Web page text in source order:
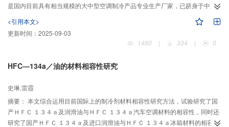
是国内目前具有相当规模的大中型空调制冷产品专业生产厂家，已跻身于中国
<引用本文>
更新时间： 2025-09-03
1480
| 334 | 0
HFC—134a／油的材料相容性研究
史琳,雷霞
摘要： 本文综合运用目前国际上的制冷剂材料相容性研究方法，试验研究了国
产ＨＦＣ １３４ａ及润滑油与ＨＦＣ １３４ａ汽车空调材料的相容性，同时还
研究了国产ＨＦＣ １３４ａ及进口润滑油与ＨＦＣ １３４ａ冰箱材料的相容